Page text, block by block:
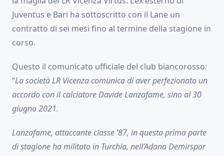
Juventus e Bari ha sottoscritto con il Lane un
contratto di sei mesi fino al termine della stagione in
corso.
Questo il comunicato ufficiale del club biancorosso:
“La società LR Vicenza comunica di aver perfezionato un
accordo con il calciatore Davide Lanzafame, sino al 30
giugno 2021.
Lanzafame, attaccante classe ’87, in questa prima parte
di stagione ha militato in Turchia, nell’Adana Demirspor